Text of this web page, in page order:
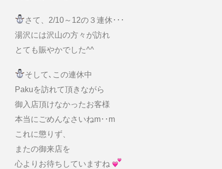
さて、2/10～12の３連休･･･
湯沢には沢山の方々が訪れ
とても賑やかでした^^
そして､この連休中
Pakuを訪れて頂きながら
御入店頂けなかったお客様
本当にごめんなさいねm･･m
これに懲りず、
またの御来店を
心よりお待ちしていますね